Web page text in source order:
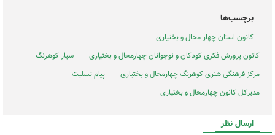
برچسب‌ها
کانون استان چهار محال و بختیاری
کانون پرورش فکری کودکان و نوجوانان چهارمحال و بختیاری
سیار کوهرنگ
مرکز فرهنگی هنری کوهرنگ چهارمحال و بختیاری
پیام تسلیت
مدیرکل کانون چهارمحال و بختیاری
ارسال نظر